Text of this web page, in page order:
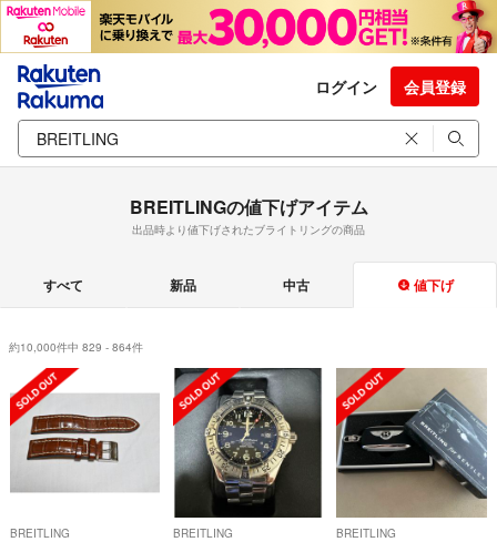
ログイン 会員登録
BREITLINGの値下げアイテム
出品時より値下げされたブライトリングの商品
すべて 新品 中古 値下げ
約10,000件中 829 - 864件
BREITLING BREITLING BREITLING